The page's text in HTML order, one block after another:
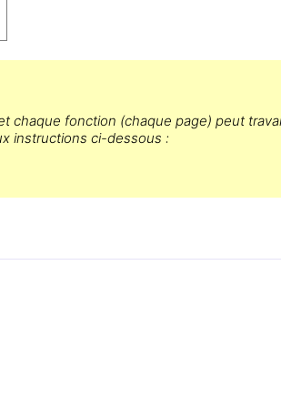
chaque fonction (chaque page) peut
instructions ci-dessous :